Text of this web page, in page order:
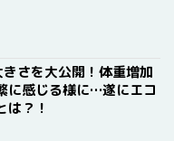
さを大公開！体重増加
に感じる様に…遂にエコ
は？！